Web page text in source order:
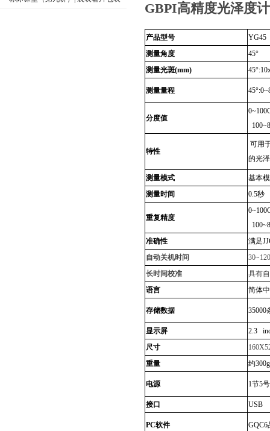
GBPI高精度光泽度计
产品型号
YG45
测量角度
45°
测量光斑(mm) 45°
测量量程 45°
分度值
特性
可用
的光
测量模式
基本
测量时间
0.5秒
重复精度
准确性
满足
自动关机时间
30~120
长时间校准
具有
语言
简体
存储数据 35000
显示屏
2.3
尺寸
重量
约
电源 1节5
接口 USB
PC软件 GQC6